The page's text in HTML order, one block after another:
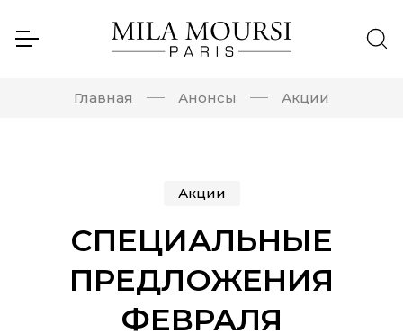
Главная Анонсы Акции
Акции
СПЕЦИАЛЬНЫЕ
ПРЕДЛОЖЕНИЯ
ФЕВРАЛЯ